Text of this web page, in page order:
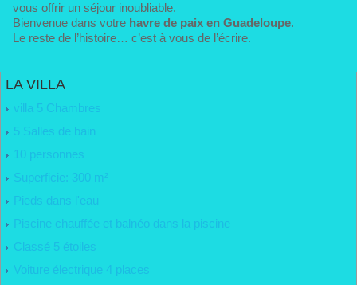
vous offrir un séjour inoubliable.
Bienvenue dans votre havre de paix en Guadeloupe.
Le reste de l’histoire… c’est à vous de l’écrire.
LA VILLA
villa 5 Chambres
5 Salles de bain
10 personnes
Superficie: 300 m²
Pieds dans l'eau
Piscine chauffée et balnéo dans la piscine
Classé 5 étoiles
Voiture électrique 4 places